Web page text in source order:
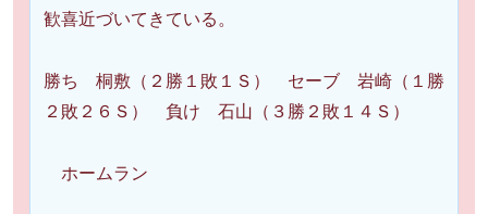
歓喜近づいてきている。
勝ち 桐敷（２勝１敗１Ｓ） セーブ 岩崎（１勝
２敗２６Ｓ） 負け 石山（３勝２敗１４Ｓ）
ホームラン